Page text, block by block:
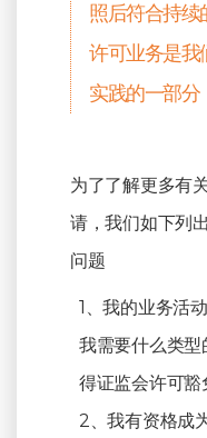
照后符合持续
许可业务是我
实践的一部分
为了了解更多有
请，我们如下列
问题
1、我的业务活
我需要什么类型
得证监会许可豁
2、我有资格成